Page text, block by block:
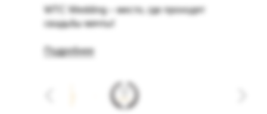
WTC Wedding – место, где проходят
свадьбы мечты!
Подробнее